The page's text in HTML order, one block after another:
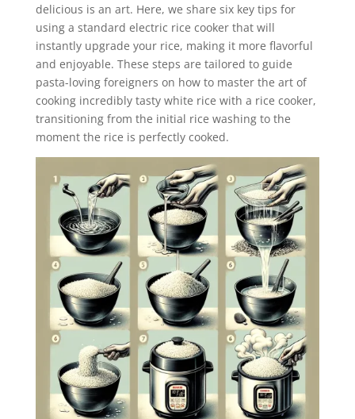
delicious is an art. Here, we share six key tips for
using a standard electric rice cooker that will
instantly upgrade your rice, making it more flavorful
and enjoyable. These steps are tailored to guide
pasta-loving foreigners on how to master the art of
cooking incredibly tasty white rice with a rice cooker,
transitioning from the initial rice washing to the
moment the rice is perfectly cooked.